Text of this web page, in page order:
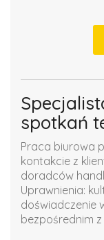
spotkań
Praca biurowa
kontakcie z
doradców
Uprawnienia:
doświadczenie
bezpośrednim z